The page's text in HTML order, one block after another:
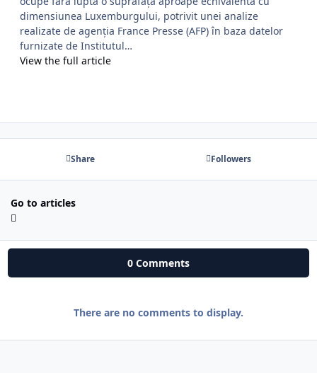
dimensiunea Luxemburgului, potrivit unei analize
realizate de agenția France Presse (AFP) în baza datelor
furnizate de Institutul…
View the full article
Share Followers
Go to articles
0 Comments
There are no comments to display.